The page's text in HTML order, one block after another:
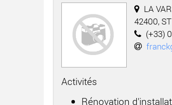
LA
42400,
(+33)
Activités
Rénovation